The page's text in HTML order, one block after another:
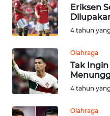
Eriksen
4 tahun
Olahraga
Tak Ingin
4 tahun
Olahraga
NIAS
WN
WN
TAPANULI
SELATAN